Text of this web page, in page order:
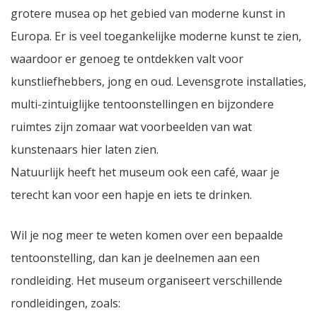
grotere musea op het gebied van moderne kunst in
Europa. Er is veel toegankelijke moderne kunst te zien,
waardoor er genoeg te ontdekken valt voor
kunstliefhebbers, jong en oud. Levensgrote installaties,
multi-zintuiglijke tentoonstellingen en bijzondere
ruimtes zijn zomaar wat voorbeelden van wat
kunstenaars hier laten zien.
Natuurlijk heeft het museum ook een café, waar je
terecht kan voor een hapje en iets te drinken.
Wil je nog meer te weten komen over een bepaalde
tentoonstelling, dan kan je deelnemen aan een
rondleiding. Het museum organiseert verschillende
rondleidingen, zoals: